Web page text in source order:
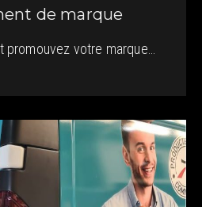
de marque
votre marque…